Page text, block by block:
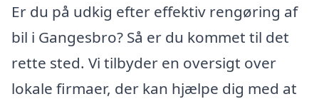
Er du på udkig efter effektiv rengøring af
bil i Gangesbro? Så er du kommet til det
rette sted. Vi tilbyder en oversigt over
lokale firmaer, der kan hjælpe dig med at